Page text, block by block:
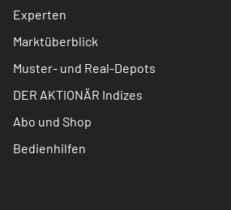
Experten
Marktüberblick
Muster- und Real-Depots
DER AKTIONÄR Indizes
Abo und Shop
Bedienhilfen